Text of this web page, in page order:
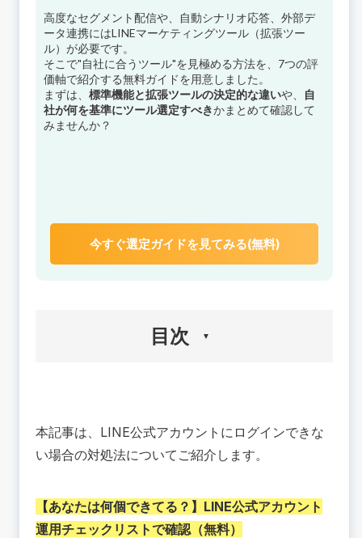
高度なセグメント配信や、自動シナリオ応答、外部デ
ータ連携にはLINEマーケティングツール（拡張ツー
ル）が必要です。
そこで"自社に合うツール"を見極める方法を、7つの評
価軸で紹介する無料ガイドを用意しました。
まずは、 標準機能と拡張ツールの決定的な違いや、
自
社が何を基準にツール選定すべきかまとめて確認して
みませんか？
今すぐ選定ガイドを見てみる(無料)
目次
1. 管理画面URLが分からずログインできない
2. メールアドレスを忘れてしまってログインでき
ス忘れてしまった
4. アカウントにメールアドレスを設定していなか
本記事は、LINE公式アカウントにログインできな
い場合の対処法についてご紹介します。
【あなたは何個できてる？】 LINE公式アカウント
運用チェックリストで確認（無料）